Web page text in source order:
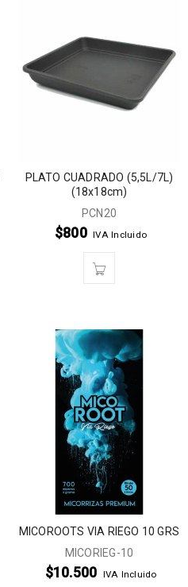
PLATO CUADRADO (5,5L/7L)
(18x18cm)
PCN20
$800 IVA Incluido
MICOROOTS VIA RIEGO 10 GRS
MICORIEG-10
$10.500 IVA Incluido